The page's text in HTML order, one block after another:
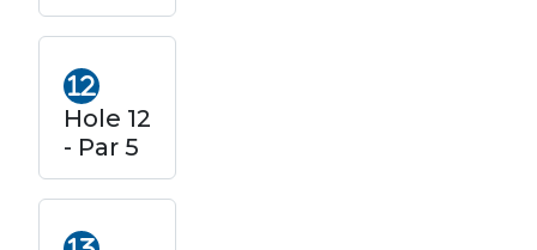
Hole 12
- Par 5